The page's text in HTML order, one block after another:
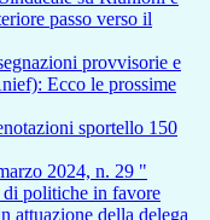
passo verso il
provvisorie e
Ecco le prossime
sportello 150
2024, n. 29 "
politiche in favore
attuazione della delega